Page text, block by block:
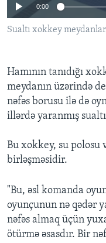
BIZI IZLƏYIN
Dillər
0:00
Sualtı xokkey
Hamının tanıdığı
meydanın üzərində
nəfəs borusu ilə də
illərdə yaranmış
Bu xokkey, su polosu
birləşməsidir.
"Bu, əsl komanda
oyunçunun nə qədər
nəfəs almaq üçün
ötürmə əsasdır. Bir